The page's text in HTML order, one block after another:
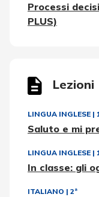
Processi
PLUS)
Lezioni
LINGUA INGLESE |
Saluto e mi
LINGUA INGLESE |
In classe: gli
ITALIANO | 2ª